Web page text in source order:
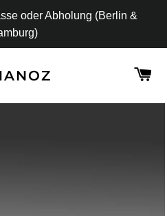
oder Abholung (Berlin &